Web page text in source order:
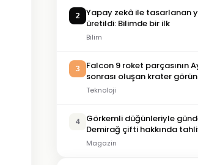
2
Yapay zekâ ile tasarlanan
üretildi: Bilimde bir ilk
Bilim
3
Falcon 9 roket parçasının
sonrası oluşan krater
Teknoloji
4
Görkemli düğünleriyle
Demirağ çifti hakkında
iddiası
Magazin